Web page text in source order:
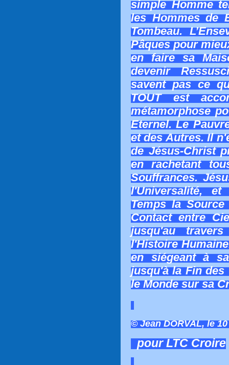
simple Homme
les Hommes de
Tombeau.
Pâques pour
en faire sa
devenir
savent pas ce
TOUT est
métamorphose
Eternel. Le
et des Autres. Il
de Jésus-Christ
en rachetant
Souffrances.
l'Universalité,
Temps la
Contact entre
jusqu'au
l'Histoire
en siégeant à
jusqu'à la Fin des
le Monde sur sa
© Jean DORVAL, le
pour LTC Croire